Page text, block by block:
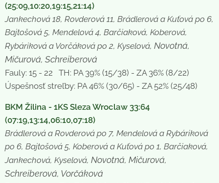
(25:09,10:20,19:15,21:14)
Jankechová 18, Rovderová 11, Brádlerová a Kuťová po 6,
Bajtošová 5, Mendelová 4, Barčiaková, Koberová,
Rybáriková a Vorčáková po 2, Kyselová, Novotná,
Mičurová, Schreiberová
Fauly: 15 - 22 TH: PA 39% (15/38) - ZA 36% (8/22)
Úspešnosť streľby: PA 46% (30/65) - ZA 52% (25/48)
BKM Žilina - 1KS Sleza Wroclaw 33:64
(07:19,13:14,06:10,07:18)
Brádlerová a Rovderová po 7, Mendelová a Rybáriková
po 6, Bajtošová 5, Koberová a Kuťová po 1, Barčiaková,
Jankechová, Kyselová, Novotná, Mičurová,
Schreiberová, Vorčáková